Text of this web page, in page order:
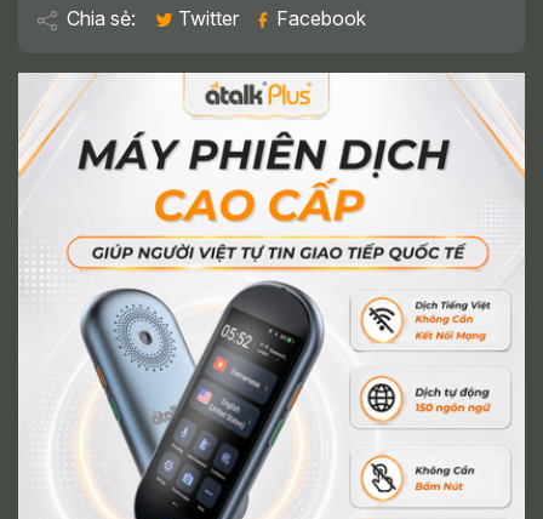
Chia sẻ: Twitter Facebook